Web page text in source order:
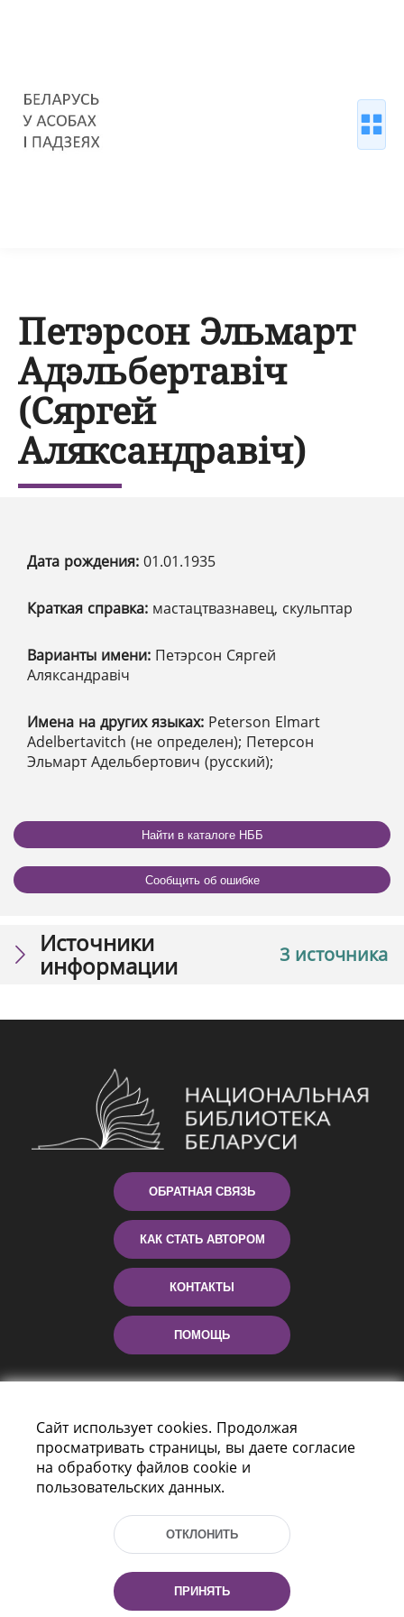
Петэрсон Эльмарт
Адэльбертавіч
(Сяргей
Аляксандравіч)
Дата рождения: 01.01.1935
Краткая справка: мастацтвазнавец, скульптар
Варианты имени: Петэрсон Сяргей
Аляксандравіч
Имена на других языках: Peterson Elmart
Adelbertavitch (не определен); Петерсон
Эльмарт Адельбертович (русский);
Найти в каталоге НББ
Сообщить об ошибке
3 источника
Источники
информации
ОБРАТНАЯ СВЯЗЬ
КАК СТАТЬ АВТОРОМ
КОНТАКТЫ
ПОМОЩЬ
г. Минск, Республика Беларусь, 220114
Тел.: (+375 17) 368 37 37, Факс: (+375 17)
Эл. почта: inbox@nlb.by
Сайт использует cookies. Продолжая
просматривать страницы, вы даете согласие
на обработку файлов cookie и
пользовательских данных.
ОТКЛОНИТЬ
ПРИНЯТЬ